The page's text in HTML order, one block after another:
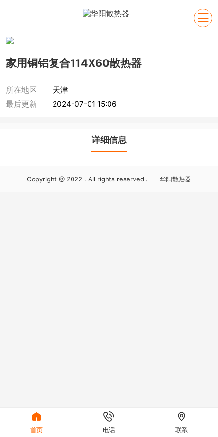

家用铜铝复合114X60散热器
所在地区
天津
最后更新
2024-07-01 15:06
详细信息
Copyright @ 2022 . All rights reserved . 华阳散热器

首页

电话

联系